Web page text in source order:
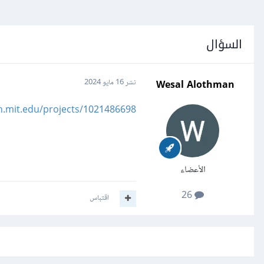
السؤال
Wesal Alothman
الأعضاء
نشر16 مايو 2024
projects/1021486698
اقتباس